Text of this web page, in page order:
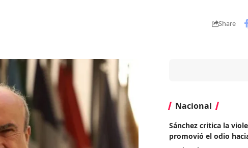
Share
Nacional
Sánchez critica la
promovió el odio